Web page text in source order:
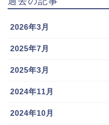
2026年3月
2025年7月
2025年3月
2024年11月
2024年10月